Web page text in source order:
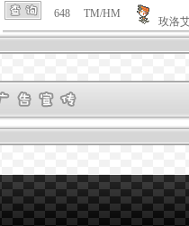
648 TM/HM
玫洛